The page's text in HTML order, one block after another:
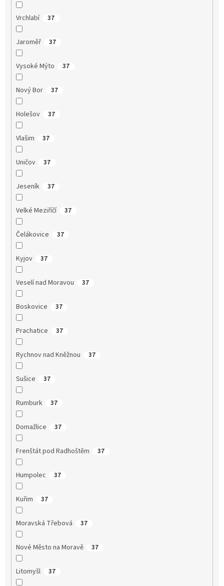
Vrchlabí 37
Jaroměř 37
Vysoké Mýto 37
Nový Bor 37
Holešov 37
Vlašim 37
Uničov 37
Jeseník 37
Velké Meziříčí 37
Čelákovice 37
Kyjov 37
Veselí nad Moravou 37
Boskovice 37
Prachatice 37
Rychnov nad Kněžnou 37
Sušice 37
Rumburk 37
Domažlice 37
Frenštát pod Radhoštěm 37
Humpolec 37
Kuřim 37
Moravská Třebová 37
Nové Město na Moravě 37
Litomyšl 37